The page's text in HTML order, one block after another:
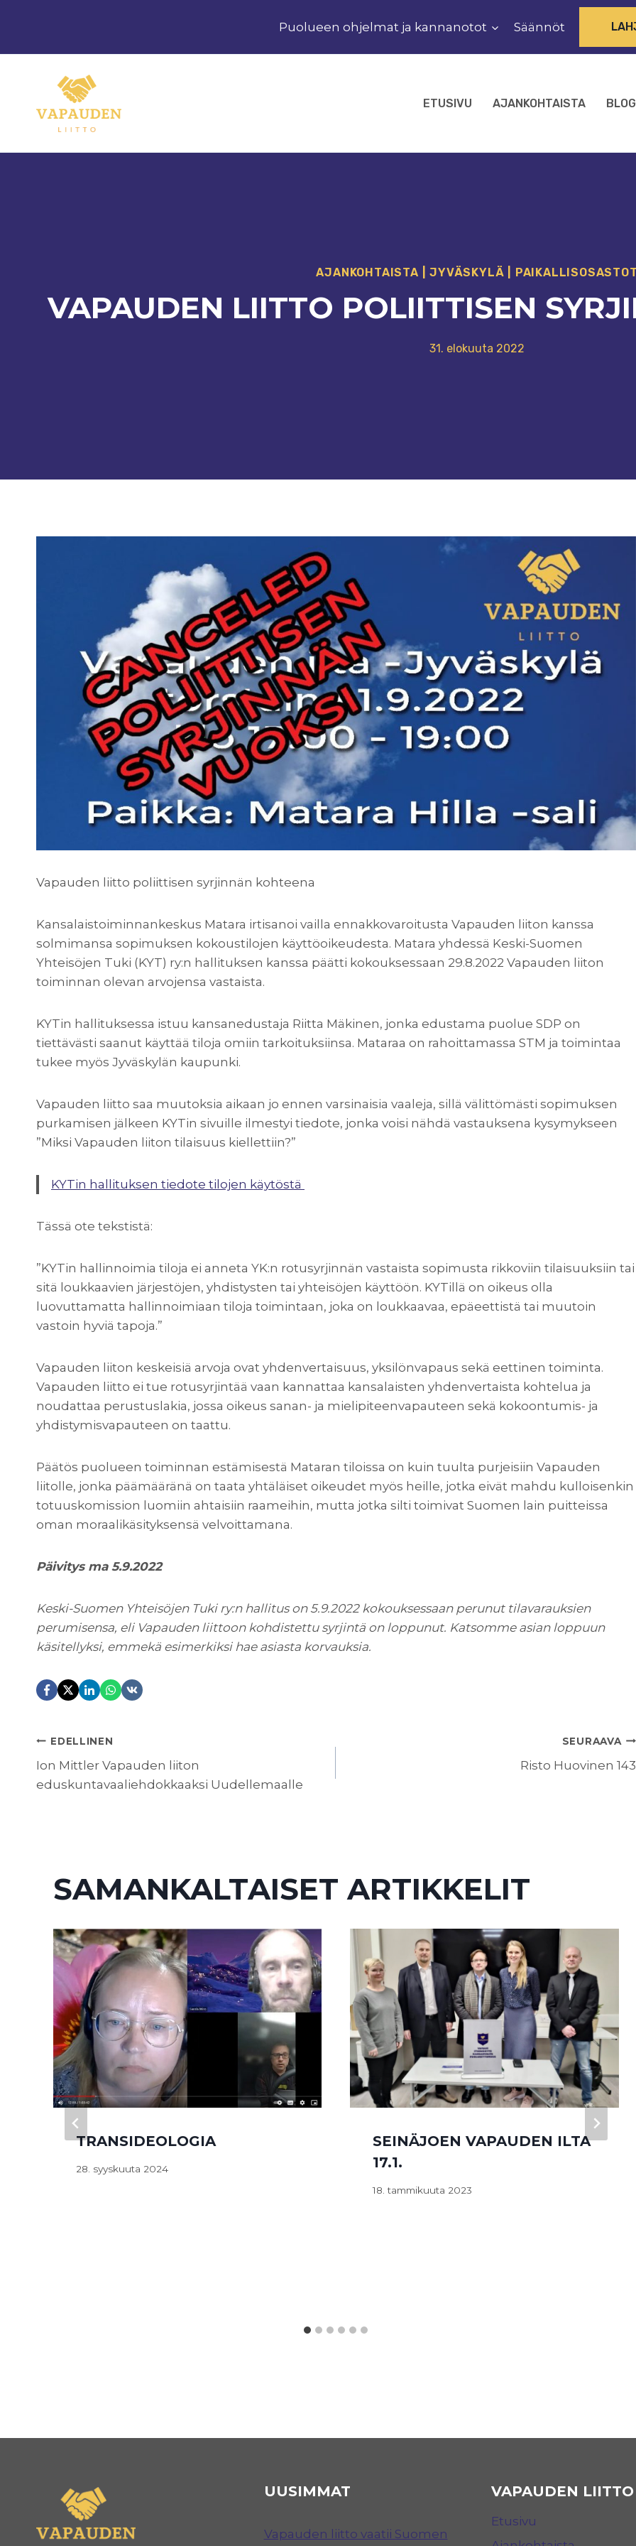
Puolueen ohjelmat ja kannanotot Säännöt
ETUSIVU AJANKOHTAISTA
AJANKOHTAISTA |JYVÄSKYLÄ PAIKALLISOSASTOT
VAPAUDEN LIITTO POLIITTISEN
31. elokuuta 2022
Vapauden liitto poliittisen syrjinnän kohteena
Kansalaistoiminnankeskus Matara irtisanoi vailla ennakkovaroitusta Vapauden liiton kanssa
solmimansa sopimuksen kokoustilojen käyttöoikeudesta. Matara yhdessä Keski-Suomen
Yhteisöjen Tuki (KYT) ry:n hallituksen kanssa päätti kokouksessaan 29.8.2022 Vapauden liiton
toiminnan olevan arvojensa vastaista.
KYTin hallituksessa istuu kansanedustaja Riitta Mäkinen, jonka edustama puolue SDP on
tiettävästi saanut käyttää tiloja omiin tarkoituksiinsa. Mataraa on rahoittamassa STM ja toimintaa
tukee myös Jyväskylän kaupunki.
Vapauden liitto saa muutoksia aikaan jo ennen varsinaisia vaaleja, sillä välittömästi sopimuksen
purkamisen jälkeen KYTin sivuille ilmestyi tiedote, jonka voisi nähdä vastauksena kysymykseen
”Miksi Vapauden liiton tilaisuus kiellettiin?”
KYTin hallituksen tiedote tilojen käytöstä
Tässä ote tekstistä:
”KYTin hallinnoimia tiloja ei anneta YK:n rotusyrjinnän vastaista sopimusta rikkoviin tilaisuuksiin tai
sitä loukkaavien järjestöjen, yhdistysten tai yhteisöjen käyttöön. KYTillä on oikeus olla
luovuttamatta hallinnoimiaan tiloja toimintaan, joka on loukkaavaa, epäeettistä tai muutoin
vastoin hyviä tapoja.”
Vapauden liiton keskeisiä arvoja ovat yhdenvertaisuus, yksilönvapaus sekä eettinen toiminta.
Vapauden liitto ei tue rotusyrjintää vaan kannattaa kansalaisten yhdenvertaista kohtelua ja
noudattaa perustuslakia, jossa oikeus sanan- ja mielipiteenvapauteen sekä kokoontumis- ja
yhdistymisvapauteen on taattu.
Päätös puolueen toiminnan estämisestä Mataran tiloissa on kuin tuulta purjeisiin Vapauden
liitolle, jonka päämääränä on taata yhtäläiset oikeudet myös heille, jotka eivät mahdu kulloisenkin
totuuskomission luomiin ahtaisiin raameihin, mutta jotka silti toimivat Suomen lain puitteissa
oman moraalikäsityksensä velvoittamana.
Päivitys ma 5.9.2022
Keski-Suomen Yhteisöjen Tuki ry:n hallitus on 5.9.2022 kokouksessaan perunut tilavarauksien
perumisensa, eli Vapauden liittoon kohdistettu syrjintä on loppunut. Katsomme asian loppuun
käsitellyksi, emmekä esimerkiksi hae asiasta korvauksia.
ARTIKKELIEN
SELAUS
EDELLINEN
Ion Mittler Vapauden liiton
eduskuntavaaliehdokkaaksi Uudellemaalle
SEURAAVA
Risto Huovinen 143
SAMANKALTAISET ARTIKKELIT
TRANSIDEOLOGIA
28. syyskuuta 2024
SEINÄJOEN VAPAUDEN ILTA
17.1.
18. tammikuuta 2023
UUSIMMAT
Vapauden liitto vaatii Suomen
VAPAUDEN LIITTO
Etusivu